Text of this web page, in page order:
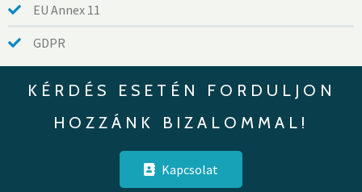
EU Annex 11
GDPR
KÉRDÉS ESETÉN FORDULJON
HOZZÁNK BIZALOMMAL!
Kapcsolat